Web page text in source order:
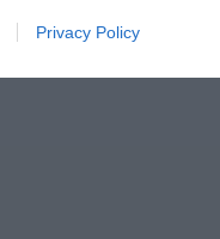
Privacy Policy